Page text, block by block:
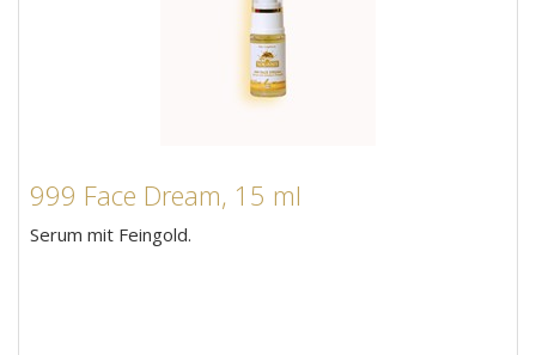
999 Face Dream, 15 ml
Serum mit Feingold.